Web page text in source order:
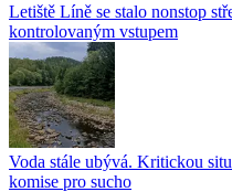
Letiště Líně se stalo nonstop
kontrolovaným vstupem
Voda stále ubývá. Kritickou
komise pro sucho